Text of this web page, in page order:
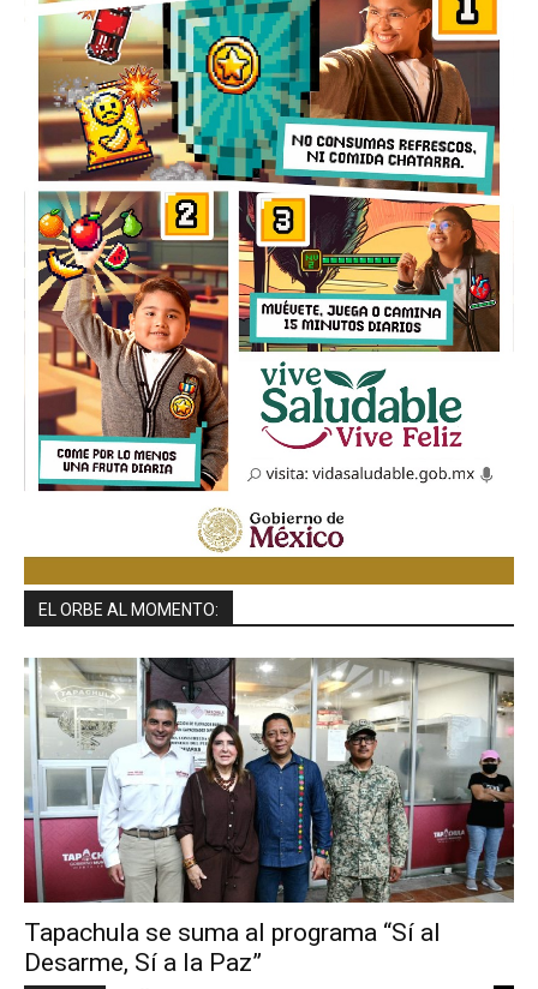
EL ORBE AL MOMENTO:
Tapachula se suma al programa “Sí al
Desarme, Sí a la Paz”